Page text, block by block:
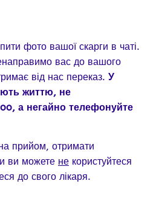
фото вашої скарги в чаті.
вас до вашого
від нас переказ. У
життю, не
а негайно телефонуйте
прийом, отримати
ви можете не користуйтеся
до свого лікаря.